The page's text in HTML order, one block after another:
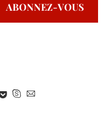
ABONNEZ-VOUS